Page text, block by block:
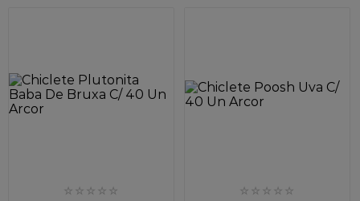
☆ ☆ ☆ ☆ ☆ ☆ ☆ ☆ ☆ ☆